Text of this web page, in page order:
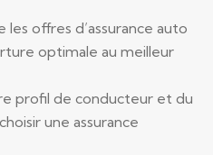
offres d’assurance auto
optimale au meilleur
profil de conducteur et du
une assurance